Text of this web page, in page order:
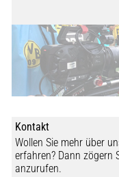
Kontakt
Wollen Sie mehr über
erfahren? Dann zögern
anzurufen.